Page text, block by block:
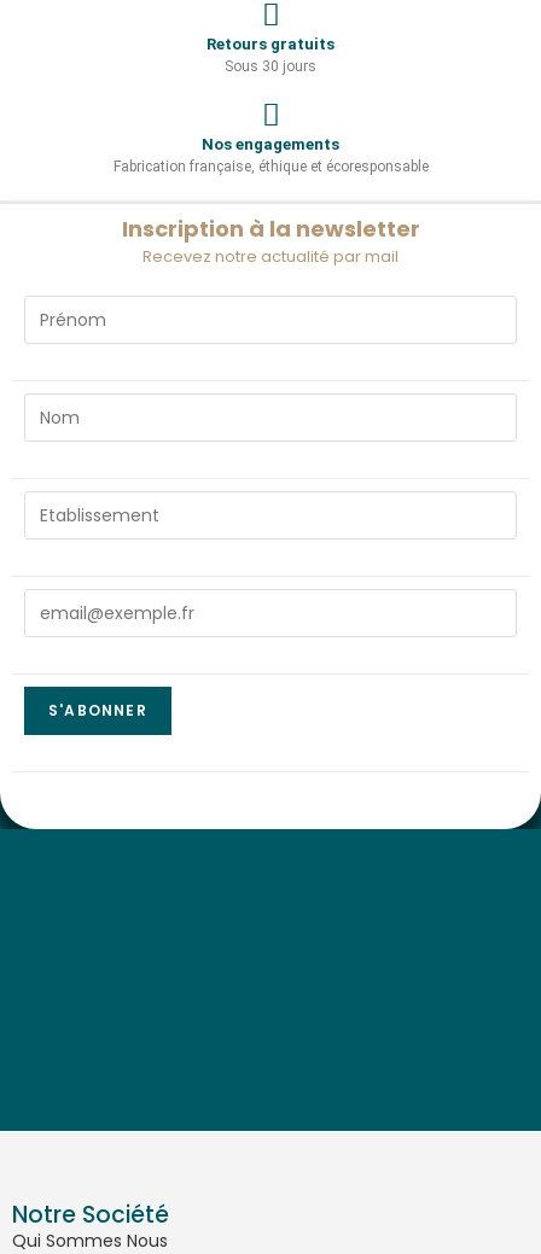
Retours gratuits
Sous 30 jours
Nos engagements
Fabrication française, éthique et écoresponsable
Inscription à la newsletter
Recevez notre actualité par mail
Notre Société
Qui Sommes Nous